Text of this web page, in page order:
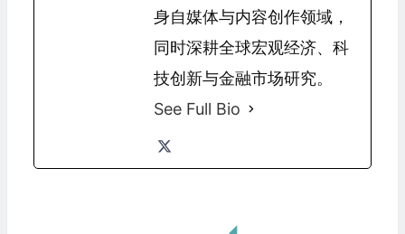
身自媒体与内容创作领域，
同时深耕全球宏观经济、科
技创新与金融市场研究。
See Full Bio